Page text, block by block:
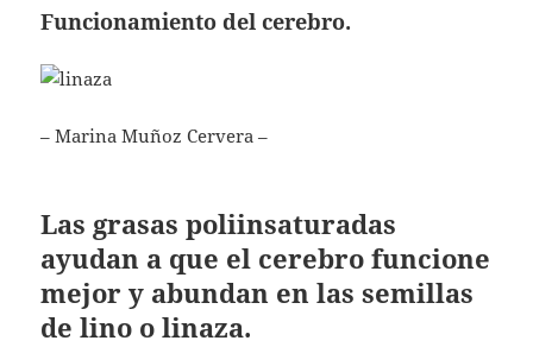
Funcionamiento del cerebro.
– Marina Muñoz Cervera –
Las grasas poliinsaturadas
ayudan a que el cerebro funcione
mejor y abundan en las semillas
de lino o linaza.